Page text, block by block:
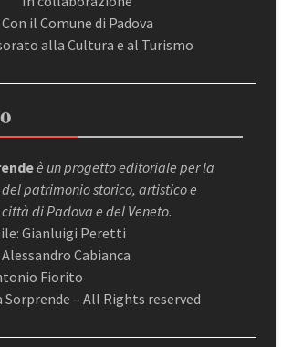
Con il Comune di Padova
alla Cultura e al Turismo
è un progetto editoriale per la
patrimonio storico, artistico e
di Padova e del Veneto.
Gianluigi Peretti
Cabianca
Fiorito
Sorprende – All Rights reserved